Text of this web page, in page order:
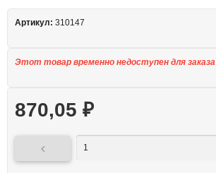
Артикул: 310147
Этот товар временно недоступен для заказа
870,05 ₽
